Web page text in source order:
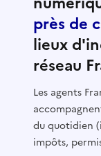
près de
lieux
réseau
Les agents
du quotidien
impôts,